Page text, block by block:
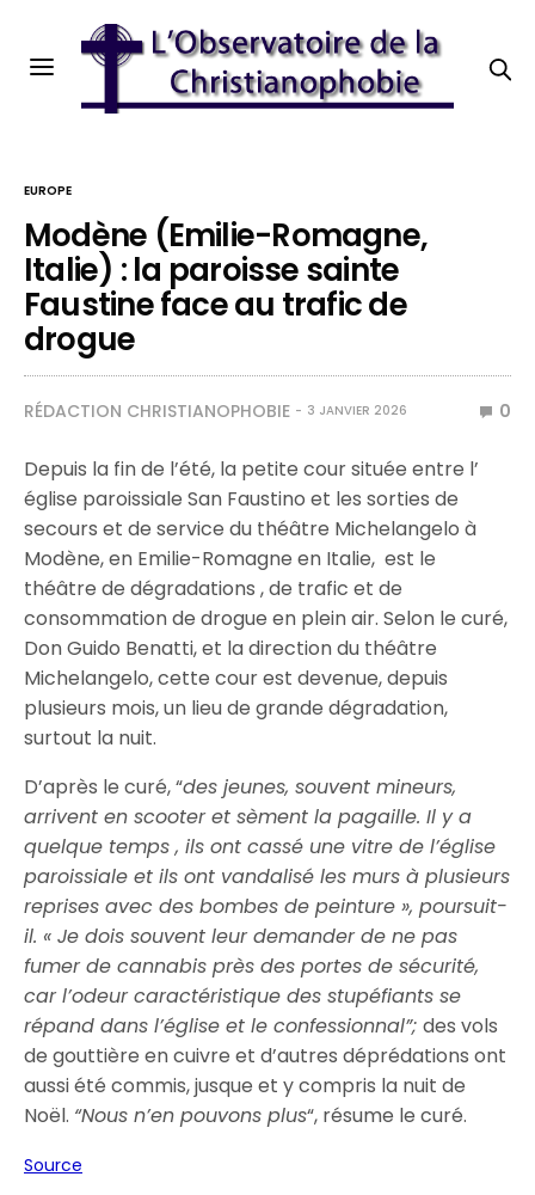
EUROPE
Modène (Emilie-Romagne,
Italie) : la paroisse sainte
Faustine face au trafic de
drogue
RÉDACTION CHRISTIANOPHOBIE 3 JANVIER 2026 0
Depuis la fin de l’été, la petite cour située entre l’
église paroissiale San Faustino et les sorties de
secours et de service du théâtre Michelangelo à
Modène, en Emilie-Romagne en Italie, est le
théâtrede dégradations , de trafic et de
consommation de drogue en plein air. Selon le curé,
Don Guido Benatti, et la direction du théâtre
Michelangelo, cette cour est devenue, depuis
plusieurs mois, un lieu de grande dégradation,
surtout la nuit.
D’après le curé, “des jeunes, souvent mineurs,
arrivent en scooter et sèment la pagaille. Il y a
quelque temps ,ils ont cassé une vitre de l’église
paroissiale et ils ont vandalisé les murs à plusieurs
reprises avec des bombes de peinture », poursuit-
il. « Je dois souvent leur demanderde ne pas
fumer de cannabis près des portes de sécurité,
car l’odeur caractéristique des stupéfiants se
répand dans l’église et le confessionnal”;des vols
de gouttière en cuivre et d’autres déprédations ont
aussi été commis, jusque et y compris la nuit de
Noël. “Nous n’en pouvons plus“, résume le curé.
Source